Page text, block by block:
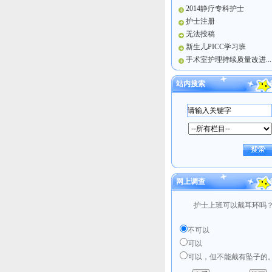
2014静疗专科护士
护士注册
无法投稿
新生儿PICC学习班
手术室护理持续质量改进...
站内搜索
网上调查
护士上班可以戴耳环吗
不可以
可以
可以，但不能戴有坠子的